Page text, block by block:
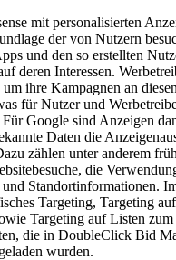
mit personalisierten
der von Nutzern
und den so erstellten
deren Interessen.
ihre Kampagnen an
für Nutzer und
Google sind Anzeigen
Daten die
zählen unter anderem
die
Standortinformationen.
Targeting, Targeting
Targeting auf Listen
die in DoubleClick Bid
wurden.